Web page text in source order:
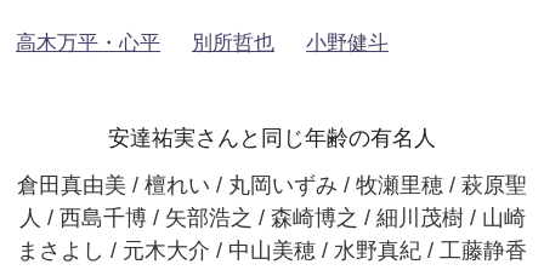
高木万平・心平 別所哲也 小野健斗
安達祐実さんと同じ年齢の有名人
倉田真由美 / 檀れい / 丸岡いずみ / 牧瀬里穂 / 萩原聖
人 / 西島千博 / 矢部浩之 / 森崎博之 / 細川茂樹 / 山崎
まさよし / 元木大介 / 中山美穂 / 水野真紀 / 工藤静香